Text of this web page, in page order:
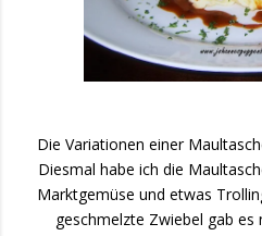
Die Variationen einer
Diesmal habe ich die
Marktgemüse und etwas
geschmelzte Zwiebel gab